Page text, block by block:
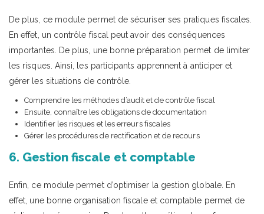
De plus, ce module permet de sécuriser ses pratiques fiscales.
En effet, un contrôle fiscal peut avoir des conséquences
importantes. De plus, une bonne préparation permet de limiter
les risques. Ainsi, les participants apprennent à anticiper et
gérer les situations de contrôle.
Comprendre les méthodes d’audit et de contrôle fiscal
Ensuite, connaître les obligations de documentation
Identifier les risques et les erreurs fiscales
Gérer les procédures de rectification et de recours
6. Gestion fiscale et comptable
Enfin, ce module permet d’optimiser la gestion globale. En
effet, une bonne organisation fiscale et comptable permet de